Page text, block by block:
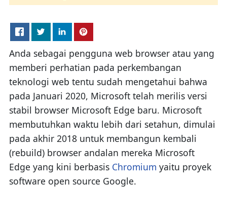
Anda sebagai pengguna web browser atau yang
memberi perhatian pada perkembangan
teknologi web tentu sudah mengetahui bahwa
pada Januari 2020, Microsoft telah merilis versi
stabil browser Microsoft Edge baru. Microsoft
membutuhkan waktu lebih dari setahun, dimulai
pada akhir 2018 untuk membangun kembali
(rebuild) browser andalan mereka Microsoft
Edge yang kini berbasis Chromium yaitu proyek
software open source Google.